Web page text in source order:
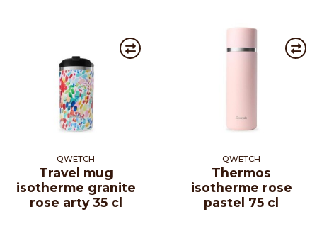
QWETCH
Travel mug
isotherme granite
rose arty 35 cl
QWETCH
Thermos
isotherme rose
pastel 75 cl